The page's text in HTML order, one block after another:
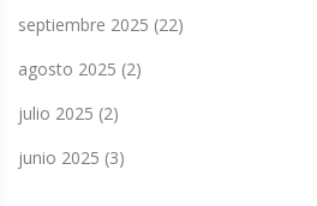
septiembre 2025 (22)
agosto 2025 (2)
julio 2025 (2)
junio 2025 (3)